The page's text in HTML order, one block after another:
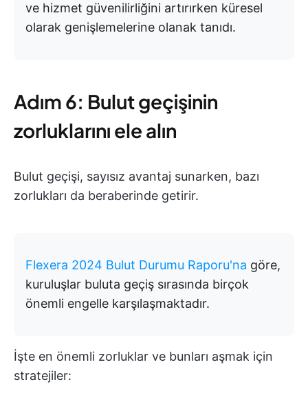
ve hizmet güvenilirliğini artırırken küresel
olarak genişlemelerine olanak tanıdı.
Adım 6: Bulut geçişinin
zorluklarını ele alın
Bulut geçişi, sayısız avantaj sunarken, bazı
zorlukları da beraberinde getirir.
Flexera 2024 Bulut Durumu Raporu'na göre,
kuruluşlar buluta geçiş sırasında birçok
önemli engelle karşılaşmaktadır.
İşte en önemli zorluklar ve bunları aşmak için
stratejiler: